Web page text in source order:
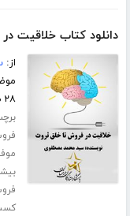
دانلود کتاب خلاقیت
از:
۲۸ صفحه